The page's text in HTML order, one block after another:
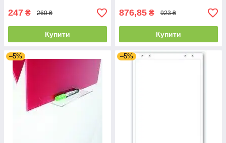
247 ₴ 260 ₴
Купити
876,85 ₴ 923 ₴
Купити
–5% –5%